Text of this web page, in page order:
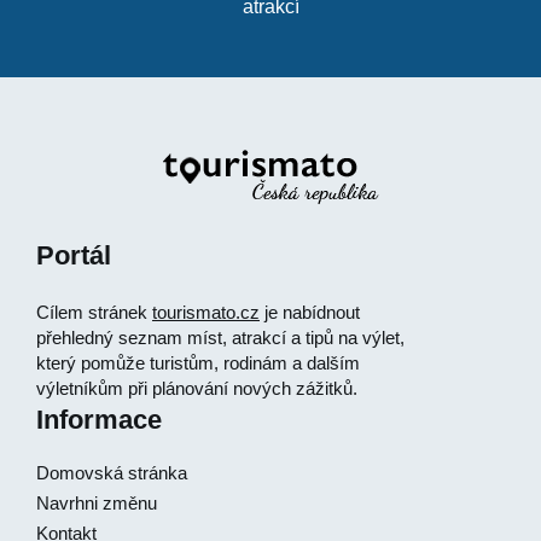
atrakcí
Portál
Cílem stránek tourismato.cz je nabídnout
přehledný seznam míst, atrakcí a tipů na výlet,
který pomůže turistům, rodinám a dalším
výletníkům při plánování nových zážitků.
Informace
Domovská stránka
Navrhni změnu
Kontakt